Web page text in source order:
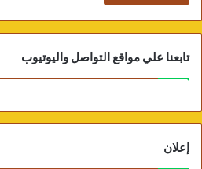
تابعنا علي مواقع التواصل واليوتيوب
إعلان